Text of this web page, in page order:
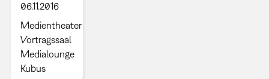
06.11.2016
Medientheater
Vortragssaal
Medialounge
Kubus